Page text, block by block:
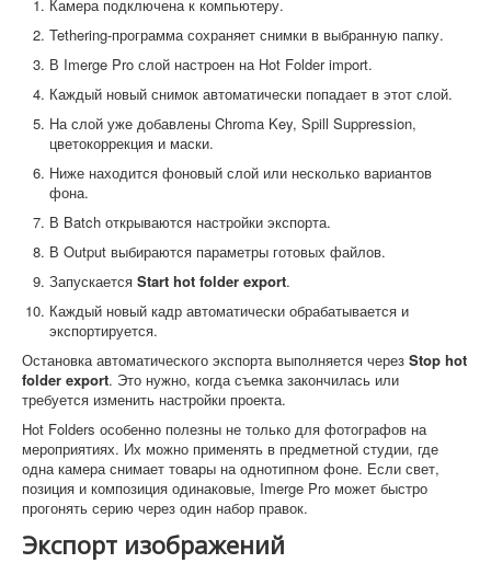
Камера подключена к компьютеру.
Tethering-программа сохраняет снимки в выбранную папку.
В Imerge Pro слой настроен на Hot Folder import.
Каждый новый снимок автоматически попадает в этот слой.
На слой уже добавлены Chroma Key, Spill Suppression,
цветокоррекция и маски.
Ниже находится фоновый слой или несколько вариантов
фона.
В Batch открываются настройки экспорта.
В Output выбираются параметры готовых файлов.
Запускается Start hot folder export.
Каждый новый кадр автоматически обрабатывается и
экспортируется.
Остановка автоматического экспорта выполняется через Stop hot
folder export. Это нужно, когда съемка закончилась или
требуется изменить настройки проекта.
Hot Folders особенно полезны не только для фотографов на
мероприятиях. Их можно применять в предметной студии, где
одна камера снимает товары на однотипном фоне. Если свет,
позиция и композиция одинаковые, Imerge Pro может быстро
прогонять серию через один набор правок.
Экспорт изображений